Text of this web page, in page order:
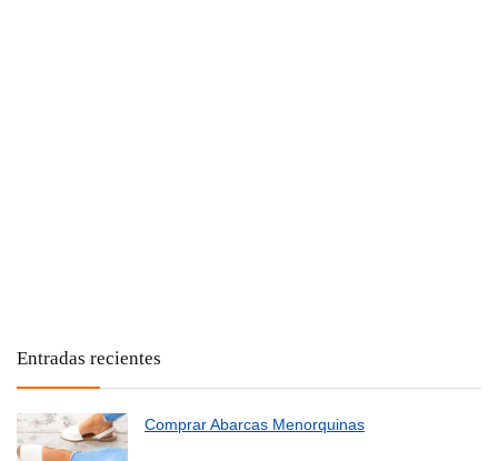
Entradas recientes
Comprar Abarcas Menorquinas